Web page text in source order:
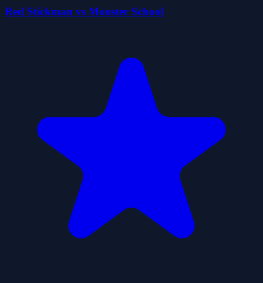
Red Stickman vs Monster School